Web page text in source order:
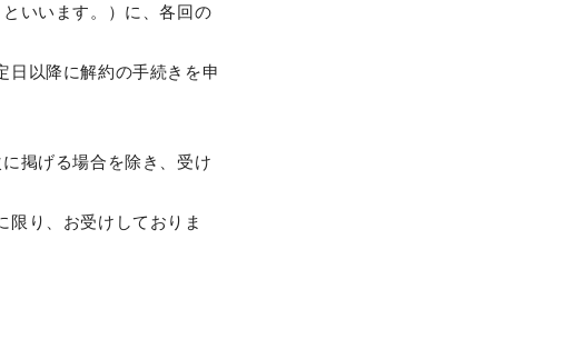
いいます。）に、各回の
日以降に解約の手続きを申
掲げる場合を除き、受け
限り、お受けしておりま